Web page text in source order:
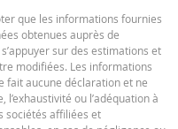
indicatifs et ne reflètent pas les
pourcentage de coût de
peut en fait changer de
le sous-jacent est coté dans une
les effets du taux change. Le
entre les prix acheteur et
(et l'impôt sur les
que les informations fournies
obtenues auprès de
sur des estimations et
modifiées. Les informations
fait aucune déclaration et ne
ou l’adéquation à
sociétés affiliées et